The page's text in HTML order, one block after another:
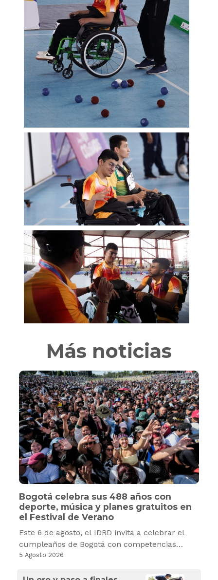
Más noticias
Bogotá celebra sus 488 años con
deporte, música y planes gratuitos en
el Festival de Verano
Este 6 de agosto, el IDRD invita a celebrar el
cumpleaños de Bogotá con competencias
deportivas, recreación, cultura y experiencias
5 Agosto 2026